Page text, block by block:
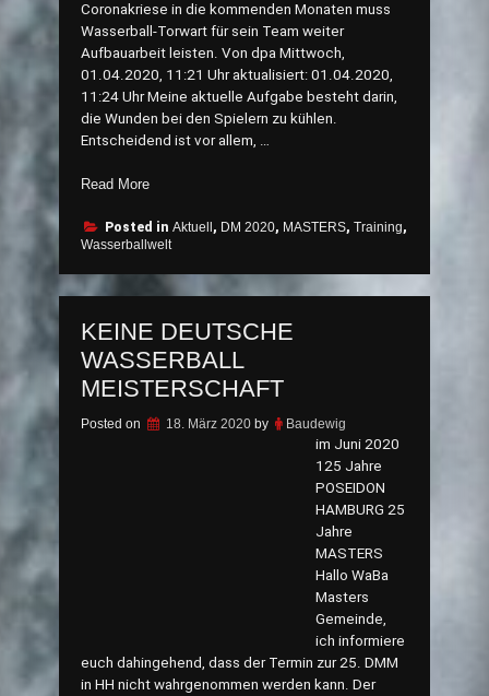
Coronakriese in die kommenden Monaten muss
Wasserball-Torwart für sein Team weiter
Aufbauarbeit leisten. Von dpa Mittwoch,
01.04.2020, 11:21 Uhr aktualisiert: 01.04.2020,
11:24 Uhr Meine aktuelle Aufgabe besteht darin,
die Wunden bei den Spielern zu kühlen.
Entscheidend ist vor allem, …
Read More„MASTERS
Trainings-
Verlegung
nicht“
Posted in Aktuell , DM 2020, MASTERS, Training,
Wasserballwelt
KEINE DEUTSCHE
WASSERBALL
MEISTERSCHAFT
Posted on 18. März 2020by Baudewig
im Juni 2020
125 Jahre
POSEIDON
HAMBURG 25
Jahre
MASTERS
Hallo WaBa
Masters
Gemeinde,
ich informiere
euch dahingehend, dass der Termin zur 25. DMM
in HH nicht wahrgenommen werden kann. Der